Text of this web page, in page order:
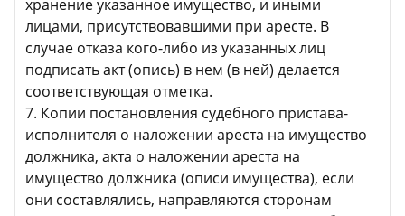
хранение указанное имущество, и иными
лицами, присутствовавшими при аресте. В
случае отказа кого-либо из указанных лиц
подписать акт (опись) в нем (в ней) делается
соответствующая отметка.
7. Копии постановления судебного пристава-
исполнителя о наложении ареста на имущество
должника, акта о наложении ареста на
имущество должника (описи имущества), если
они составлялись, направляются сторонам